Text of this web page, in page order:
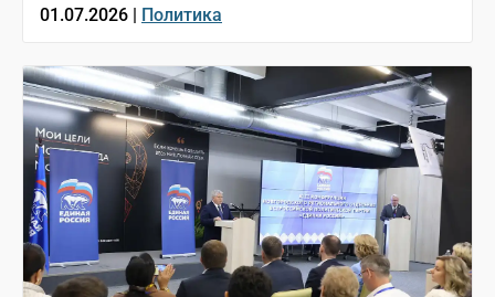
01.07.2026 | Политика